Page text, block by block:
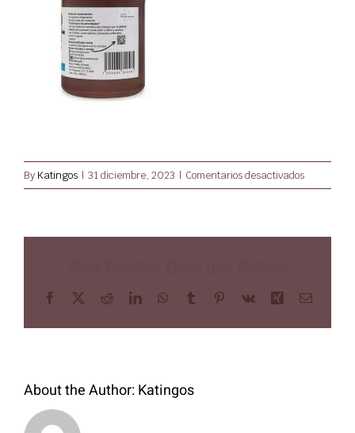
Mi Cuenta
By Katingos | 31 diciembre, 2023 | Comentarios desactivadosen
_CLB8012
Facebook RedditLinkedInWhatsApp
Tumblr Pinterest
Vk Xing Email
About the Author:Katingos